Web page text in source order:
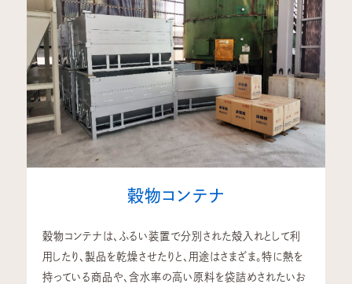
穀物コンテナ
穀物コンテナは、ふるい装置で分別された殻入れとして利
用したり、製品を乾燥させたりと、用途はさまざま。特に熱を
持っている商品や、含水率の高い原料を袋詰めされたいお